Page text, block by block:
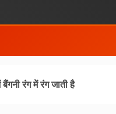
रंग में रंग जाती है